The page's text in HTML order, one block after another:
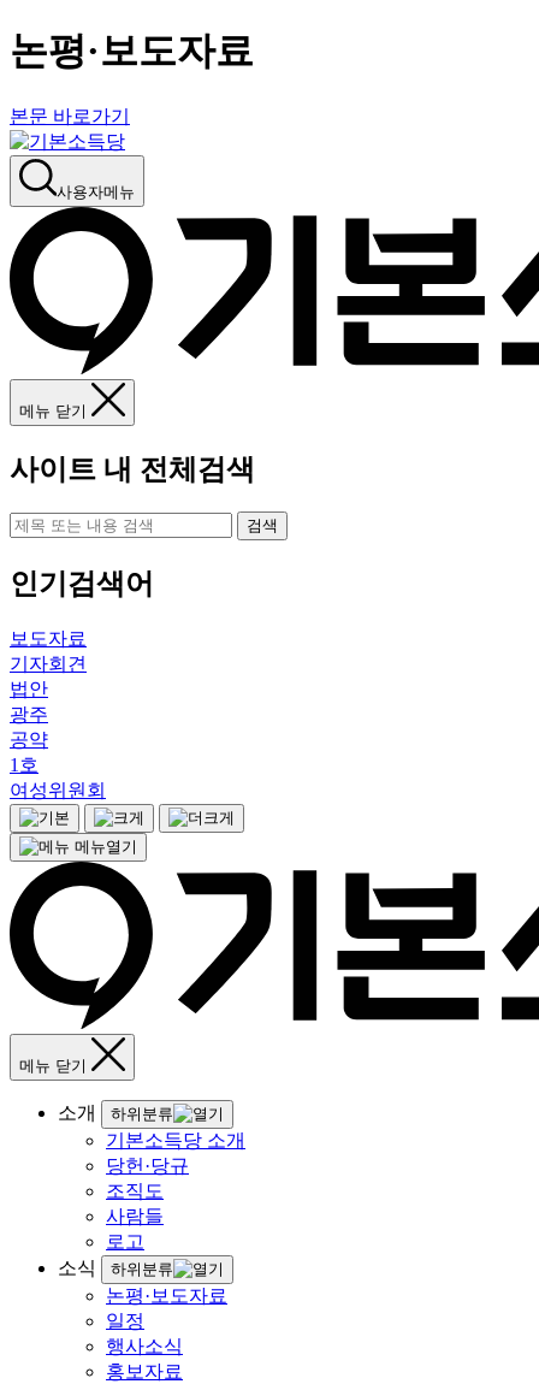
논평·보도자료
본문 바로가기
사용자메뉴
메뉴 닫기
사이트 내 전체검색
검색
인기검색어
보도자료
기자회견
법안
광주
공약
1호
여성위원회
메뉴열기
메뉴 닫기
소개 하위분류
기본소득당 소개
당헌·당규
조직도
사람들
로고
소식
하위분류
논평·보도자료
일정
행사소식
홍보자료